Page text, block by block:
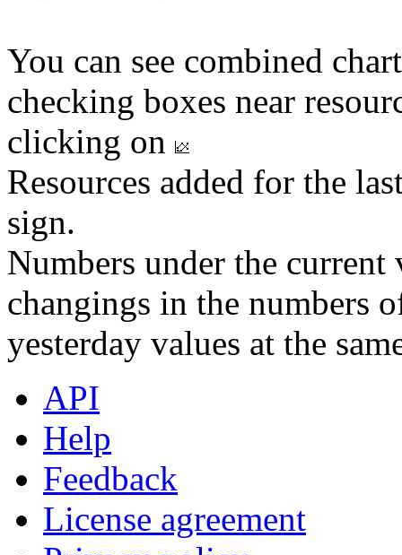
You can see combined
checking boxes near
clicking on
Resources added for the
sign.
Numbers under the
changings in the numbers
yesterday values at the
API
Help
Feedback
License agreement